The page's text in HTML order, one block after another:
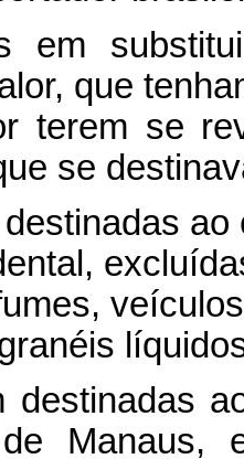
em
que
terem se
se
destinadas
Manaus,